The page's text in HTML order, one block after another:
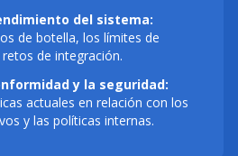
del sistema:
de botella, los límites de
de integración.
y la seguridad:
actuales en relación con los
y las políticas internas.